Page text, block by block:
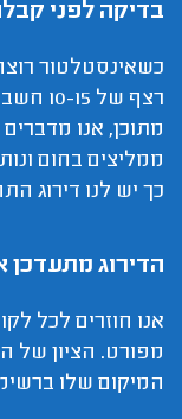
בדיקה לפני
כשאינסטלטור
רצף
ממליצים בחום
כך יש לנו דירוג
הדירוג מתעדכן
אנו חוזרים לכל
מפורט. הציון של
המיקום שלו